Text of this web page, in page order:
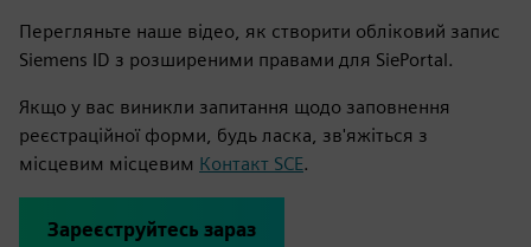
Перегляньте наше відео, як створити обліковий запис
Siemens ID з розширеними правами для SiePortal.
Якщо у вас виникли запитання щодо заповнення
реєстраційної форми, будь ласка, зв'яжіться з
місцевим місцевим Контакт SCE.
Зареєструйтесь зараз